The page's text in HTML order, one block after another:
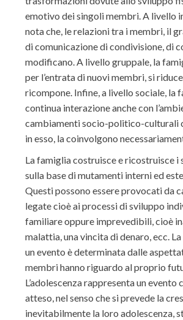
emotivo dei singoli membri. A livello
nota che, le relazioni tra i membri, il
di comunicazione di condivisione, di
modificano. A livello gruppale, la
per l’entrata di nuovi membri, si
ricompone. Infine, a livello sociale, la
continua interazione anche con
cambiamenti socio-politico-culturali
in esso, la coinvolgono
La famiglia costruisce e ricostruisce i
sulla base di mutamenti interni ed
Questi possono essere provocati da
legate cioè ai processi di sviluppo
familiare oppure imprevedibili, cioè
malattia, una vincita di denaro, ecc.
un evento è determinata dalle
membri hanno riguardo al proprio
L’adolescenza rappresenta un evento
atteso, nel senso che si prevede la
inevitabilmente la loro adolescenza,